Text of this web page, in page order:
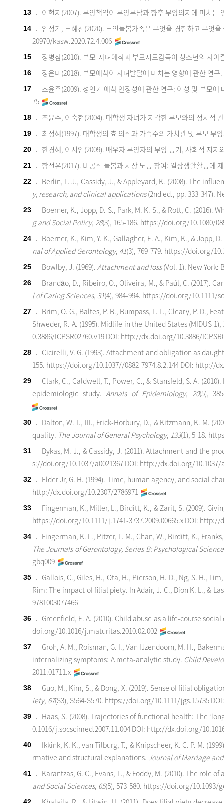
13 이현지(2007). 부양책임이 부양부담과 향후 부양의지에 미치
14
임정기, 노혜진(2020). 노인돌봄가족은 무엇을 경험하고 무엇
20970/kasw.2020.72.4.006
15 정병삼(2010). 부모-자녀애착과 부모지도감독이 청소년의 자
16 정은미(2018). 부모애착이 자녀발달에 미치는 영향에 관한 연구.
17
조윤주(2009). 성인기 애착 안정성에 관한 연구: 이성 및 부모
75
18 조윤주, 이숙현(2004). 대학생 자녀가 지각한 부모와의 정서적
19 최정혜(1997). 대학생의 효 의식과 가족주의 가치관 및 부모 부
20 한경혜, 이서연(2009). 배우자 부양자의 부양 동기, 사회적 지
21 함선유(2017). 비공식 돌봄과 시장 노동 참여: 일상생활활동에
22
Berlin, L. J., Cassidy, J., & Appleyard, K. (2008). The
y, research, and clinical applications(2nd ed., pp. 333-347).
23
Boerner, K., Jopp, D. S., Park, M. K. S., & Rott, C.
g and Social Policy, 28(3), 165-186. https://doi.org/10.1080/
24
Boerner, K., Kim, Y. K., Gallagher, E. A., Kim, K., &
nal of Applied Gerontology, 41(3), 769-779. https://doi.org/
25 Bowlby, J. (1969). Attachment and loss(Vol. 1). New York:
26
Brandão, D., Ribeiro, O., Oliveira, M., & Paúl, C. (2017).
l ofCaringSciences, 31(4), 984-994. https://doi.org/10.1111/
27
Brim, O. G., Baltes, P. B., Bumpass, L. L., Cleary, P. D.,
Shweder, R. A. (1995). Midlife in the United States (MIDUS
0.3886/ICPSR02760.v19 DOI: http://dx.doi.org/10.3886/
28
Cicirelli, V. G. (1993). Attachment and obligation as
155. https://doi.org/10.1037//0882-7974.8.2.144 DOI: http://
29
Clark, C., Caldwell, T., Power, C., & Stansfeld, S. A.
epidemiologic study. Annals of Epidemiology, 20(5),
30
Dalton, W. T., III., Frick-Horbury, D., & Kitzmann, K. M.
quality. The Journal of General Psychology, 133(1), 5-18.
31
Dykas, M. J., & Cassidy, J. (2011). Attachment and the
s://doi.org/10.1037/a0021367 DOI: http://dx.doi.org/10.1037/
32
Elder Jr, G. H. (1994). Time, human agency, and social
http://dx.doi.org/10.2307/2786971
33
Fingerman, K., Miller, L., Birditt, K., & Zarit, S. (2009).
https://doi.org/10.1111/j.1741-3737.2009.00665.x DOI: http://
34
Fingerman, K. L., Pitzer, L. M., Chan, W., Birditt, K.,
The Journals of Gerontology, Series B: Psychological
gbq009
35
Gallois, C., Giles, H., Ota, H., Pierson, H. D., Ng, S. H.,
Rim: The impact of filial piety. In Adair, J. C., Dion K. L., &
9781003077466
36
Greenfield, E. A. (2010). Child abuse as a life-course
doi.org/10.1016/j.maturitas.2010.02.002
37
Groh, A. M., Roisman, G. I., Van IJzendoorn, M. H.,
internalizing symptoms: A meta-analytic study. Child
2011.01711.x
38
Guo, M., Kim, S., & Dong, X. (2019). Sense of filial
iety, 67(S3), S564-S570. https://doi.org/10.1111/jgs.15735
39
Haas, S. (2008). Trajectories of functional health: The
0.1016/j.socscimed.2007.11.004 DOI: http://dx.doi.org/
40
Ikkink, K. K., van Tilburg, T., & Knipscheer, K. C. P. M.
rmative and structural explanations. Journal of Marriage
41
Karantzas, G. C., Evans, L., & Foddy, M. (2010). The
and SocialSciences, 65(5), 573-580. https://doi.org/10.1093/